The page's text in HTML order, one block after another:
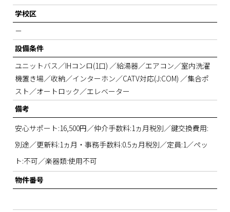
学校区
－
設備条件
ユニットバス／IHコンロ(1口) ／給湯器／エアコン／室内洗濯
機置き場／收納／インターホン／CATV対応(J:COM) ／集合ポ
スト／オートロック／エレベーター
備考
安心サポート:16,500円／仲介手数料:1ヵ月税別／鍵交換費用:
別途／更新料:1ヵ月・事務手数料:0.5ヵ月税別／定員:1／ペッ
ト:不可／楽器類:使用不可
物件番号